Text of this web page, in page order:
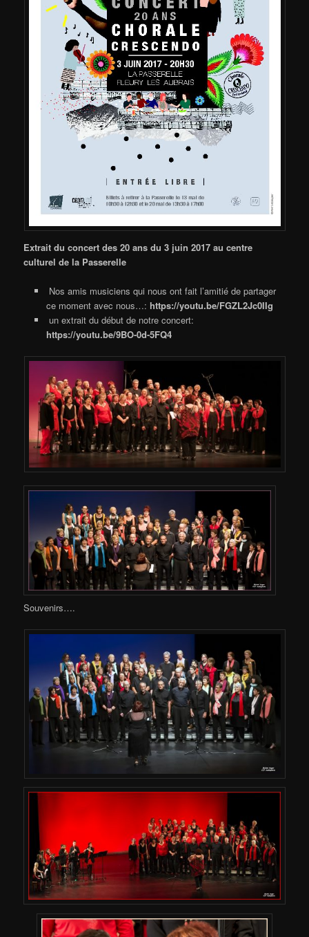
Extrait du concert des 20 ans du 3 juin 2017 au centre
culturel de la Passerelle
Nos amis musiciens qui nous ont fait l’amitié de partager
ce moment avec nous…: https://youtu.be/FGZL2Jc0IIg
un extrait du début de notre concert:
https://youtu.be/9BO-0d-5FQ4
Souvenirs….